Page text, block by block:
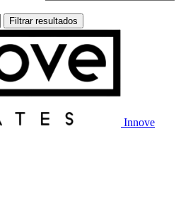
Filtrar resultados
Innove